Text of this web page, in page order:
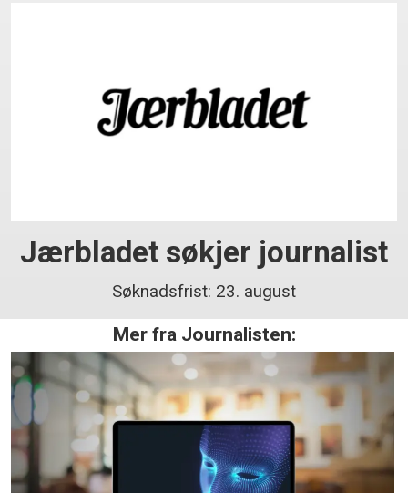
Jærbladet søkjer journalist
Søknadsfrist: 23. august
Mer fra Journalisten: